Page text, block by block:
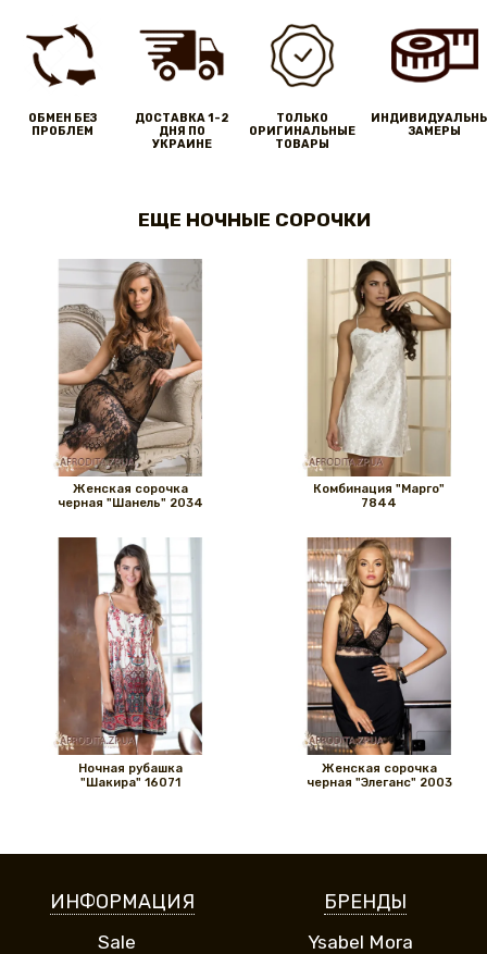
ОБМЕН БЕЗ
ПРОБЛЕМ
ДОСТАВКА 1-2
ДНЯ ПО
УКРАИНЕ
ТОЛЬКО
ОРИГИНАЛЬНЫЕ
ТОВАРЫ
ЗАМЕРЫ
ЕЩЕ НОЧНЫЕ СОРОЧКИ
Женская сорочка
черная "Шанель" 2034
Комбинация "Марго"
7844
Ночная рубашка
"Шакира" 16071
Женская сорочка
черная "Элеганс" 2003
ИНФОРМАЦИЯ
Sale
БРЕНДЫ
Ysabel Mora